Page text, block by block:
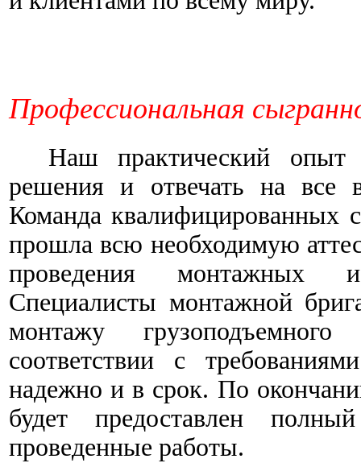
Профессиональная
Наш практический опыт
решения и отвечать на все
Команда квалифицированных
прошла всю необходимую
проведения монтажных
Специалисты монтажной
монтажу
соответствии с
надежно и в срок. По
будет предоставлен
проведенные работы.